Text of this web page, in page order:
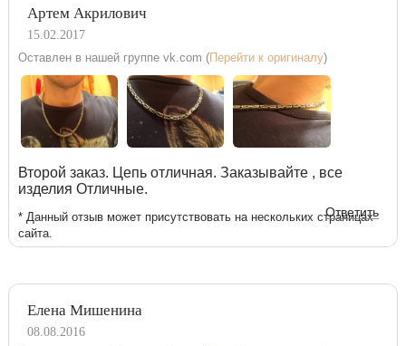
Артем Акрилович
15.02.2017
Оставлен в нашей группе vk.com (Перейти к оригиналу)
Второй заказ. Цепь отличная. Заказывайте , все
изделия Отличные.
Ответить
* Данный отзыв может присутствовать на нескольких страницах
сайта.
Елена Мишенина
08.08.2016